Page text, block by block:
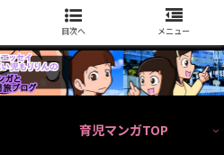
育児マンガTOP
目次へ メニュー